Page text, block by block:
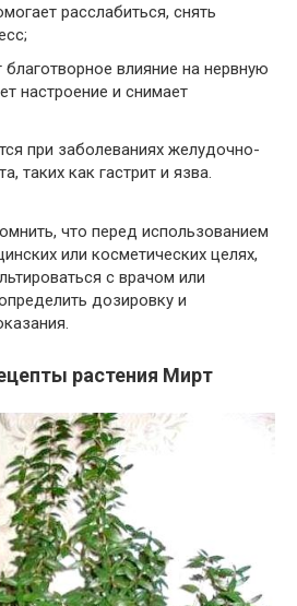
расслабиться, снять
влияние на нервную
настроение и снимает
при заболеваниях желудочно-
таких как гастрит и язва.
что перед использованием
или косметических целях,
с врачом или
дозировку и
растения Мирт